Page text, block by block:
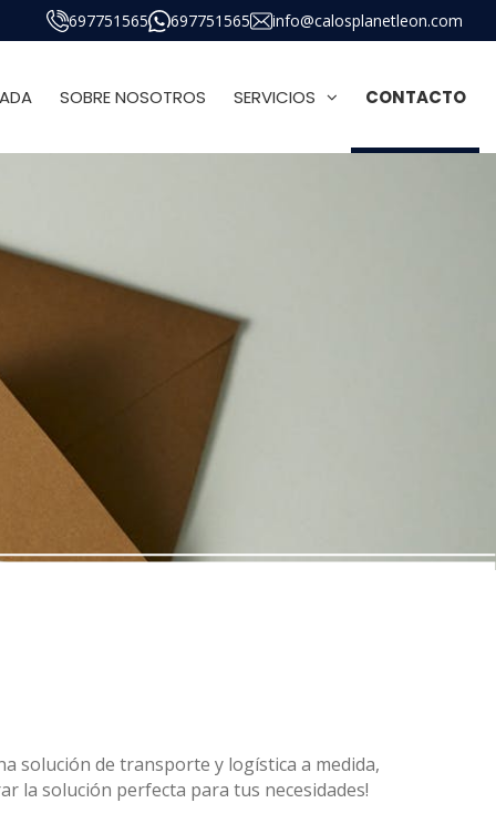
697751565 697751565 info@calosplanetleon.com
SOBRE NOSOTROS SERVICIOS CONTACTO
solución de transporte y logística a medida,
la solución perfecta para tus necesidades!